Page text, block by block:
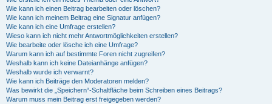
Wie kann ich einen Beitrag bearbeiten oder löschen?
Wie kann ich meinem Beitrag eine Signatur anfügen?
Wie kann ich eine Umfrage erstellen?
Wieso kann ich nicht mehr Antwortmöglichkeiten erstellen?
Wie bearbeite oder lösche ich eine Umfrage?
Warum kann ich auf bestimmte Foren nicht zugreifen?
Weshalb kann ich keine Dateianhänge anfügen?
Weshalb wurde ich verwarnt?
Wie kann ich Beiträge den Moderatoren melden?
Was bewirkt die „Speichern“-Schaltfläche beim Schreiben eines Beitrags?
Warum muss mein Beitrag erst freigegeben werden?